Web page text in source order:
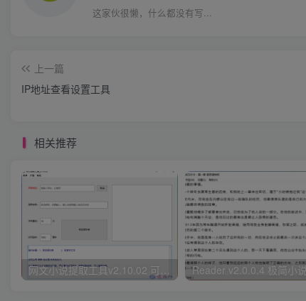
这家伙很懒，什么都没有写...
上一篇
IP地址查看设置工具
相关推荐
网文小说提取工具v2.10.02 可以自动下载小说 从此不再花钱看小说